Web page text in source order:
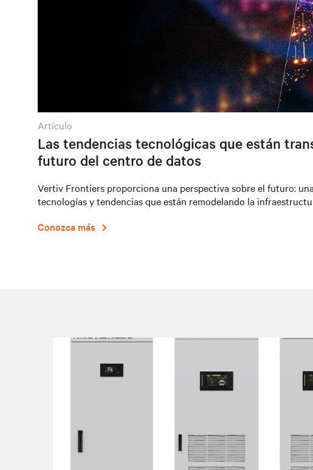
artículo
Las tendencias tecnológicas que están
futuro del centro de datos
Vertiv Frontiers proporciona una perspectiva sobre el futuro:
tecnologías y tendencias que están remodelando la
Conozca más